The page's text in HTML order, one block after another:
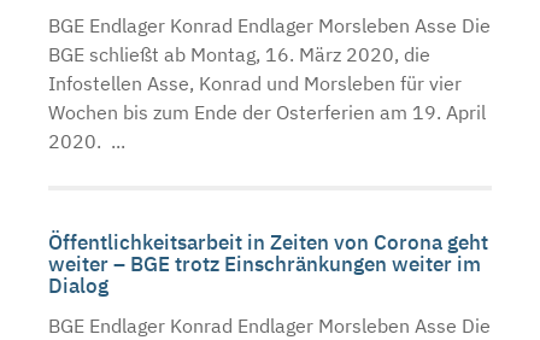
BGE Endlager Konrad Endlager Morsleben Asse Die
BGE schließt ab Montag, 16. März 2020, die
Infostellen Asse, Konrad und Morsleben für vier
Wochen bis zum Ende der Osterferien am 19. April
2020. ...
Öffentlichkeitsarbeit in Zeiten von Corona geht
weiter – BGE trotz Einschränkungen weiter im
Dialog
BGE Endlager Konrad Endlager Morsleben Asse Die